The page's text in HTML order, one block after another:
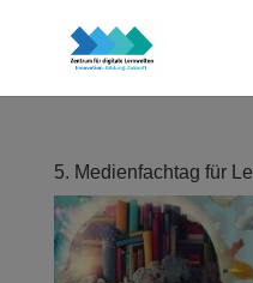
5. Medienfachtag für